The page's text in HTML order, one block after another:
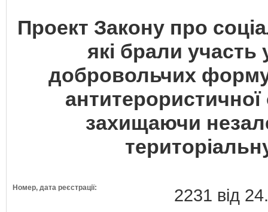
Проект Закону про
які брали участь
добровольчих
антитерористичної
захищаючи
Номер, дата реєстрації: 2231 від